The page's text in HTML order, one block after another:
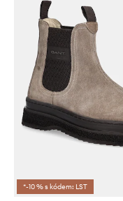
*-10 % s kódem: LST